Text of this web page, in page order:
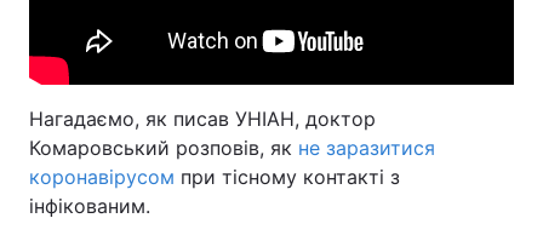
Нагадаємо, як писав УНІАН, доктор
Комаровський розповів, як не заразитися
коронавірусом при тісному контакті з
інфікованим.